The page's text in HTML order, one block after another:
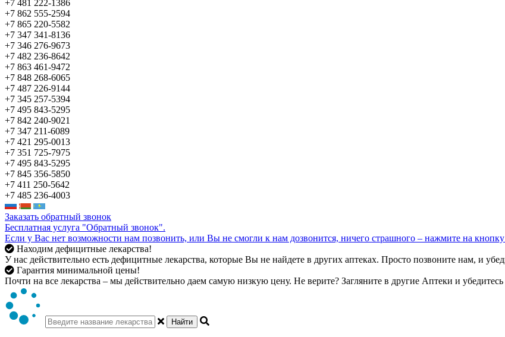
+7 481 222-1386
+7 862 555-2594
+7 865 220-5582
+7 347 341-8136
+7 346 276-9673
+7 482 236-8642
+7 863 461-9472
+7 848 268-6065
+7 487 226-9144
+7 345 257-5394
+7 495 843-5295
+7 842 240-9021
+7 347 211-6089
+7 421 295-0013
+7 351 725-7975
+7 495 843-5295
+7 845 356-5850
+7 411 250-5642
+7 485 236-4003
Заказать обратный звонок
Бесплатная услуга "Обратный звонок".
Если у Вас нет возможности нам позвонить, или Вы не смогли к нам дозвонится, ничего страшного – нажмите на
Находим дефицитные лекарства!
У нас действительно есть дефицитные лекарства, которые Вы не найдете в других аптеках. Просто позвоните нам, и
Гарантия минимальной цены!
Почти на все лекарства – мы действительно даем самую низкую цену. Не верите? Загляните в другие Аптеки и
Найти